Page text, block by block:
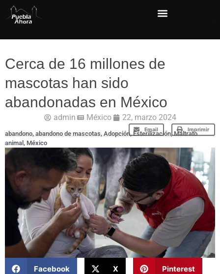
Cerca de 16 millones de
mascotas han sido
abandonadas en México
admin México 22, marzo 2024
Email Imprimir
abandono, abandono de mascotas, Adopción,Esterilización,Maltrato
animal, México
Facebook X Pinterest